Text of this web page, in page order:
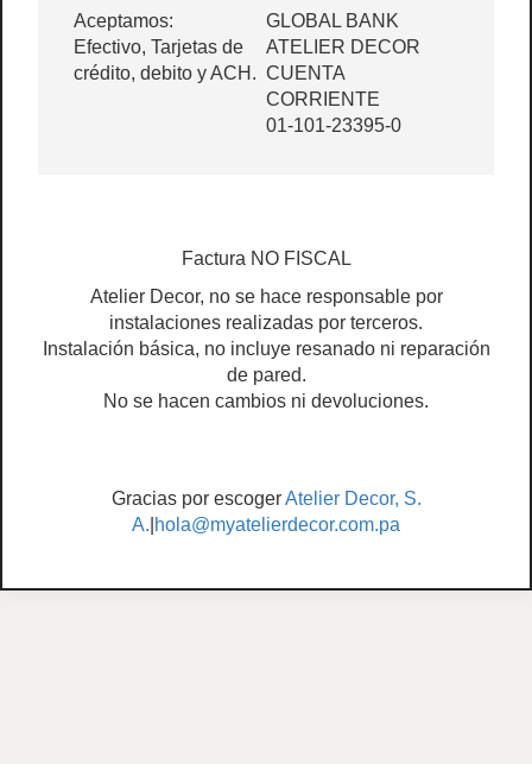
Aceptamos:
Efectivo, Tarjetas de
crédito, debito y ACH.
GLOBAL BANK
ATELIER DECOR
CUENTA
CORRIENTE
01-101-23395-0
Factura NO FISCAL
Atelier Decor, no se hace responsable por
instalaciones realizadas por terceros.
Instalación básica, no incluye resanado ni reparación
de pared.
No se hacen cambios ni devoluciones.
Gracias por escogerAtelier Decor, S.
A. hola@myatelierdecor.com.pa